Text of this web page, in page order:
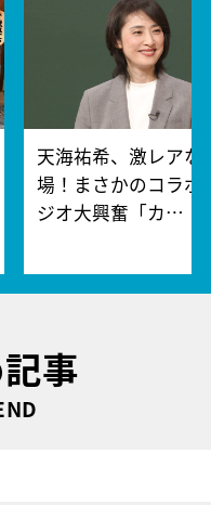
天海祐希、激レアな
場！まさかのコラボ
ジオ大興奮「カ…
事